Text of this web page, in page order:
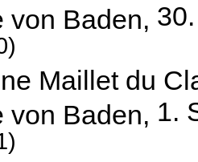
von Baden,
Maillet du
von Baden, 1.